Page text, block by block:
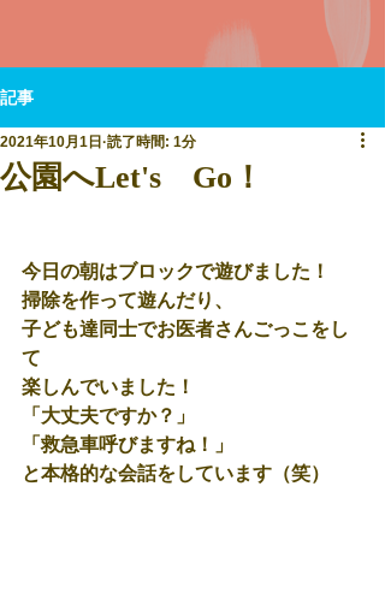
記事
公園へLet's Go！
2021年10月1日 読了時間: 1分
今日の朝はブロックで遊びました！
掃除を作って遊んだり、
子ども達同士でお医者さんごっこをし
て
楽しんでいました！
「大丈夫ですか？」
「救急車呼びますね！」
と本格的な会話をしています（笑）